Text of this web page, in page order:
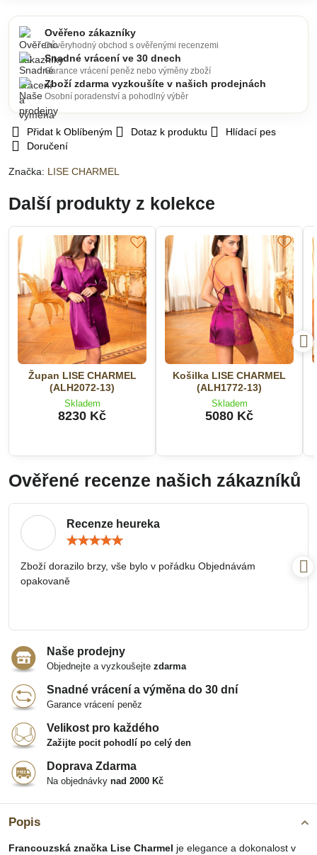
Přidat k Oblíbeným Dotaz k produktu
Hlídací pes
Doručení
Značka: LISE CHARMEL
Ověřeno zákazníky
Důvěryhodný obchod s ověřenými recenzemi
Snadné vrácení ve 30 dnech
Garance vrácení peněz nebo výměny zboží
Zboží zdarma vyzkoušíte v našich prodejnách
Osobní poradenství a pohodlný výběr
Popis
Francouzská značka Lise Charmel je elegance a dokonalost v
Další produkty z kolekce
Župan LISE CHARMEL
(ALH2072-13)
Skladem
8230 Kč
Košilka LISE CHARMEL
(ALH1772-13)
Skladem
5080 Kč
Ověřené recenze našich zákazníků
Recenze heureka
5
Zboží dorazilo brzy, vše bylo v pořádku Objednávám
opakovaně
Naše prodejny
Objednejte a vyzkoušejte zdarma
Snadné vrácení a výměna do 30 dní
Garance vrácení peněz
Velikost pro každého
Zažijte pocit pohodlí po celý den
Doprava Zdarma
Na objednávky nad 2000 Kč